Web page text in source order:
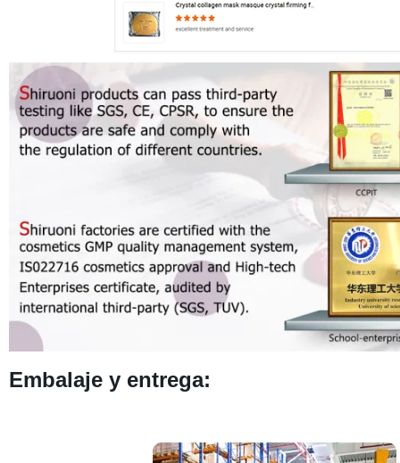
Embalaje y entrega: